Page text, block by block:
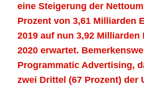
eine Steigerung der
Prozent von 3,61 Milliarden
2019 auf nun 3,92 Milliarden
2020 erwartet.
Programmatic Advertising,
zwei Drittel (67 Prozent) der